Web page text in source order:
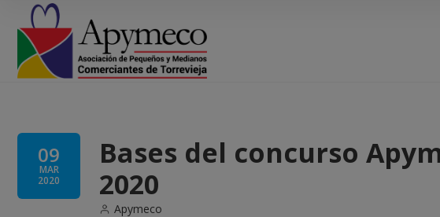
09
MAR
2020
Bases del concurso
2020
Apymeco